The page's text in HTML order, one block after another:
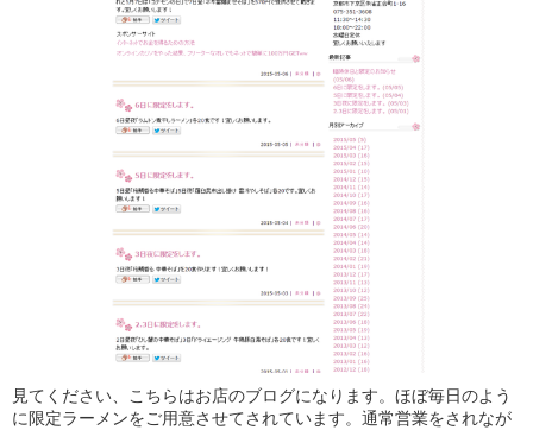
見てください、こちらはお店のブログになります。ほぼ毎日のよう
に限定ラーメンをご用意させてされています。通常営業をされなが